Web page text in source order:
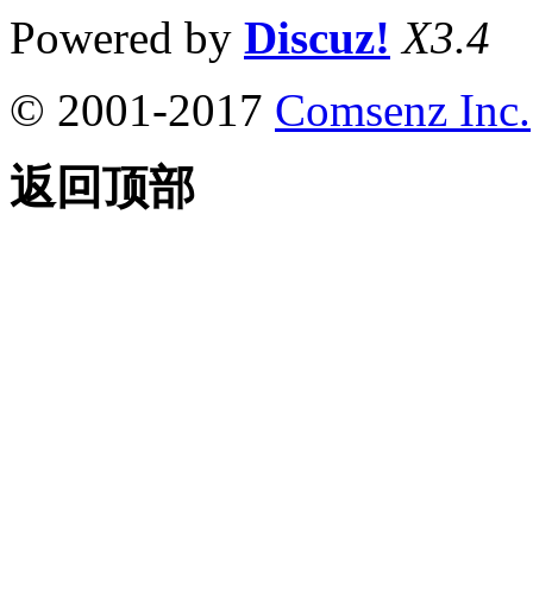
Powered by Discuz! X3.4
© 2001-2017 Comsenz Inc.
返回顶部